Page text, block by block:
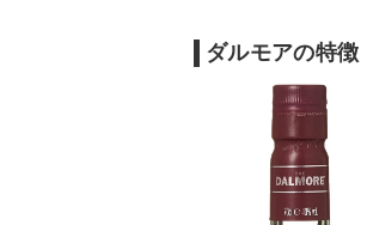
ダルモアの特徴